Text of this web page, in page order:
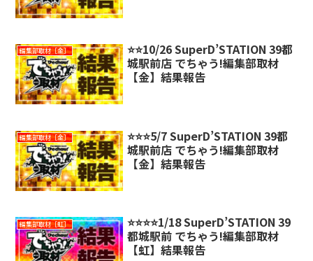
編集部取材［金］
⭐️⭐️10/26 SuperD’STATION 39都
城駅前店 でちゃう!編集部取材
【金】結果報告
編集部取材［金］
⭐️⭐️⭐️5/7 SuperD’STATION 39都
城駅前店 でちゃう!編集部取材
【金】結果報告
編集部取材［虹］
⭐️⭐️⭐️⭐️1/18 SuperD’STATION 39
都城駅前 でちゃう!編集部取材
【虹】結果報告